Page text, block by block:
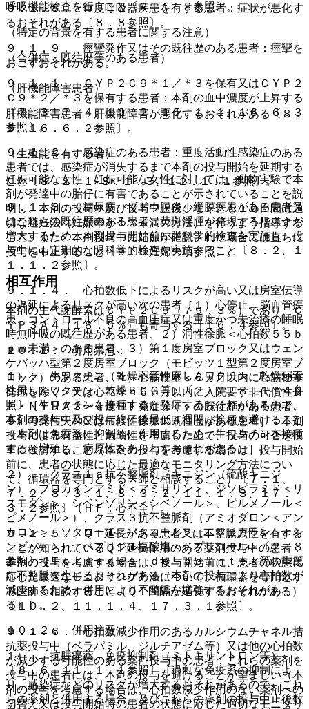
９．１．８． 重度呼吸器疾患を有する患者：症状が悪化す
るおそれがある〔８．８参照〕。
９．１．９． 痙攣発作又はその既往歴のある患者：痙攣を
おこすおそれがある。
（肝機能障害患者）
肝機能障害患者：肝機能障害が悪化するおそれがある〔８．
５、１６．６．２参照〕。
（生殖能を有する者）
妊娠可能な女性：妊娠可能な女性に対しては、動物実験で本
剤が発達中の胎仔に有害であることが示されていることを説
明し、本剤の投与中及び投与中止後少なくとも１０日間は適
切な避妊法（妊娠率が１％未満の方法）を行うよう指導する
こと。また、本剤投与中に妊娠が確認された場合には直ちに
投与を中止すること〔９．５妊婦の項参照〕。
相互作用
本剤の主代謝酵素はＣＹＰ２Ｃ９（７９．３％）であり、Ｃ
ＹＰ３Ａ４（１８．５％）も寄与する〔１６．４参照〕。
１０．１． 併用禁忌：
１）． 生ワクチン（乾燥弱毒性麻しんワクチン、乾燥弱毒
性風しんワクチン、乾燥ＢＣＧ等）〔２．７、８．１．４参
照〕［生ワクチンを接種すると発症するおそれがあるので、
本剤の投与中及び投与終了後最低４週間は接種を避けること
（本剤は免疫系に抑制的に作用するため、生ワクチンを接種
すると増殖し、病原性をあらわすおそれがある）］。
２）． クラス１ａ抗不整脈剤（キニジン（硫酸キニジ
ン）、プロカインアミド＜アミサリン＞、ジソピラミド＜リ
スモダン＞、シベンゾリン＜シベノール＞、ピルメノール＜
ピメノール＞）、クラス３抗不整脈剤（アミオダロン＜アン
カロン＞、ソタロール＜ソタコール＞、ニフェカラント＜シ
ンビット＞）、ベプリジル塩酸塩＜ベプリコール＞〔２．８
参照〕［Ｔｏｒｓａｄｅｓ ｄｅ ｐｏｉｎｔｅｓ等の重篤
な不整脈を生じるおそれがある（本剤の投与により心拍数が
減少するため、併用により不整脈を増強するおそれがあ
る）］。
１０．２． 併用注意：
１）． 抗腫瘍薬、免疫抑制剤（ミトキサントロン等）
〔８．６、１１．１．１参照〕［過剰な免疫系の抑制によ
り、感染症などのリスクが増大するおそれがあるので、これ
らの薬剤と併用する場合、及びこれらの薬剤の投与中止後数
呼吸機能検査を行うこと〔９．１．８参照〕。
（特定の背景を有する患者に関する注意）
（合併症・既往歴等のある患者）
９．１．１． ＣＹＰ２Ｃ９＊１／＊３を保有又はＣＹＰ２
Ｃ９＊２／＊３を保有する患者：本剤の血中濃度が上昇する
〔７．３、７．４、１０．２、１５．１．１、１６．６．３
参照〕。
９．１．２． 感染症のある患者：重度活動性感染症のある
患者では、感染症が消失するまで本剤の投与開始を延期する
こと〔８．１．１−８．１．３、１１．１．１参照〕。
９．１．３． 糖尿病、ブドウ膜炎、網膜疾患がある患者又
はこれらの既往歴のある患者：黄斑浮腫が発現するリスクが
増大するため、本剤投与開始前に眼科学的検査を実施し、投
与中にも定期的な眼科学的検査を実施すること〔８．２、１
１．１．２参照〕。
９．１．４． 心拍数低下によるリスクが高い又は房室伝導
の遅延によるリスクが高い次の患者［１）心停止、脳血管疾
患、コントロール不良の高血圧症又は重度かつ未治療の睡眠
時無呼吸の既往歴がある患者、２）洞性徐脈＜心拍数５５ｂ
ｐｍ未満＞のある患者、３）第１度房室ブロック又はウェン
ケバッハ型第２度房室ブロック（モビッツ１型第２度房室ブ
ロック）のある患者、４）心筋梗塞＜６ヵ月以内に心筋梗塞
発症を除く＞又は心不全＜６ヵ月以内に入院要す非代償性Ｈ
Ｆ・ＮＹＨＡ３〜４度ＨＦ発症除く＞の既往歴がある患者、
５）再発性失神又は症候性徐脈の既往歴がある患者］：本剤
投与による有益性と危険性を考慮した上で、投与の可否を慎
重に検討すること（本剤の投与を考慮する場合は、投与開始
前に、患者の状態に応じた最適なモニタリング方法につい
て、循環器を専門とする医師と相談すること）〔７．１、
７．２、８．３．１、８．３．２、１１．１．３、１７．
３．２参照〕（ＨＦ：心不全）。
９．１．５． ＱＴ延長がある患者又は不整脈原性を有する
ことが知られているＱＴ延長作用のある薬剤投与中の患者：
本剤の投与を考慮する場合は、投与開始前に、患者の状態に
応じた最適なモニタリング方法について、循環器を専門とす
る医師と相談すること（ＱＴ間隔が延長するおそれがある）
〔１０．２、１１．１．４、１７．３．１参照〕。
９．１．６． 心拍数減少作用のあるカルシウムチャネル拮
抗薬投与中（ベラパミル、ジルチアゼム等）又は他の心拍数
が減少する可能性のある薬剤投与中の患者：これらの薬剤を
投与中の患者には、本剤の投与を避けることが望ましい（本
剤の投与を考慮する場合は、心拍数減少作用のない薬剤への
切替え又は投与開始時の患者の状態に応じた適切なモニタリ